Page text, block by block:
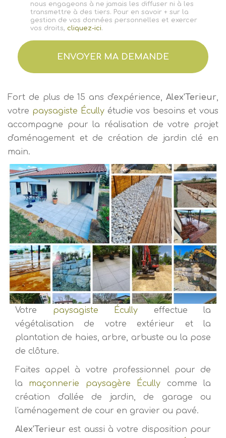
nous engageons à ne jamais les diffuser ni à les
transmettre à des tiers. Pour en savoir + sur la
gestion de vos données personnelles et exercer
vos droits, cliquez-ici.
Acceptation
RGPD
ENVOYER MA DEMANDE
Fort de plus de 15 ans d'expérience, Alex'Terieur,
votre paysagiste Écullyétudie vos besoins et vous
accompagne pour la réalisation de votre projet
d'aménagement et de création de jardin clé en
main.
Votre paysagiste Écully effectue la
végétalisation de votre extérieur et la
plantation de haies, arbre, arbuste ou la pose
de clôture.
Faites appel à votre professionnel pour de
la maçonnerie paysagère Écully comme la
création d'allée de jardin, de garage ou
l'aménagement de cour en gravier ou pavé.
Alex'Terieur est aussi à votre disposition pour